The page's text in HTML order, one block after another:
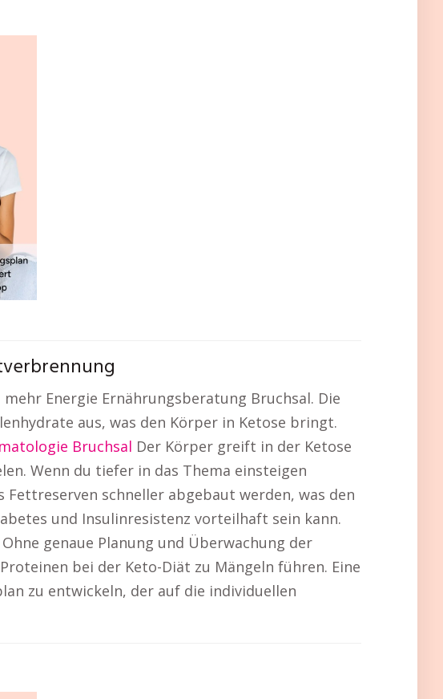
Energie Ernährungsberatung Bruchsal. Die
aus, was den Körper in Ketose bringt.
Bruchsal Der Körper greift in der Ketose
Wenn du tiefer in das Thema einsteigen
Fettreserven schneller abgebaut werden, was den
und Insulinresistenz vorteilhaft sein kann.
Ohne genaue Planung und Überwachung der
bei der Keto-Diät zu Mängeln führen. Eine
zu entwickeln, der auf die individuellen